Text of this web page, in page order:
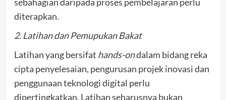
diterapkan.
2. Latihan dan Pemupukan Bakat
Latihan yang bersifat hands-ondalam bidang reka
cipta penyelesaian, pengurusan projek inovasi dan
penggunaan teknologi digital perlu
dipertingkatkan. Latihan seharusnya bukan